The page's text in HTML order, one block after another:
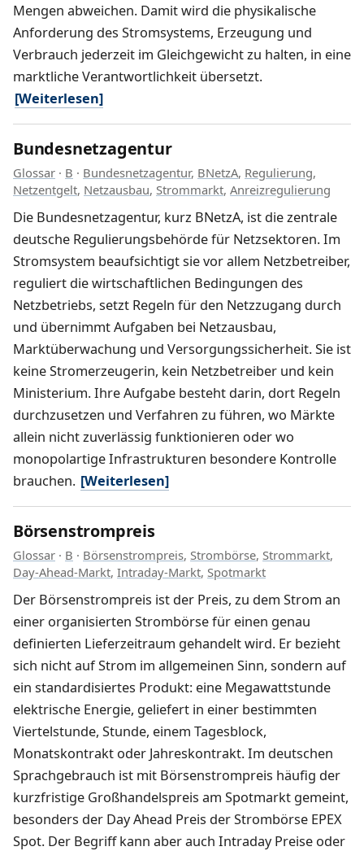
Mengen abweichen. Damit wird die physikalische
Anforderung des Stromsystems, Erzeugung und
Verbrauch jederzeit im Gleichgewicht zu halten, in eine
marktliche Verantwortlichkeit übersetzt.
[Weiterlesen]
Bundesnetzagentur
Glossar · B · Bundesnetzagentur, BNetzA, Regulierung,
Netzentgelt, Netzausbau, Strommarkt, Anreizregulierung
Die Bundesnetzagentur, kurz BNetzA, ist die zentrale
deutsche Regulierungsbehörde für Netzsektoren. Im
Stromsystem beaufsichtigt sie vor allem Netzbetreiber,
reguliert die wirtschaftlichen Bedingungen des
Netzbetriebs, setzt Regeln für den Netzzugang durch
und übernimmt Aufgaben bei Netzausbau,
Marktüberwachung und Versorgungssicherheit. Sie ist
keine Stromerzeugerin, kein Netzbetreiber und kein
Ministerium. Ihre Aufgabe besteht darin, dort Regeln
durchzusetzen und Verfahren zu führen, wo Märkte
allein nicht zuverlässig funktionieren oder wo
monopolartige Infrastrukturen besondere Kontrolle
brauchen. [Weiterlesen]
Börsenstrompreis
Glossar · B · Börsenstrompreis, Strombörse, Strommarkt,
Day-Ahead-Markt, Intraday-Markt, Spotmarkt
Der Börsenstrompreis ist der Preis, zu dem Strom an
einer organisierten Strombörse für einen genau
definierten Lieferzeitraum gehandelt wird. Er bezieht
sich nicht auf Strom im allgemeinen Sinn, sondern auf
ein standardisiertes Produkt: eine Megawattstunde
elektrische Energie, geliefert in einer bestimmten
Viertelstunde, Stunde, einem Tagesblock,
Monatskontrakt oder Jahreskontrakt. Im deutschen
Sprachgebrauch ist mit Börsenstrompreis häufig der
kurzfristige Großhandelspreis am Spotmarkt gemeint,
besonders der Day Ahead Preis der Strombörse EPEX
Spot. Der Begriff kann aber auch Intraday Preise oder